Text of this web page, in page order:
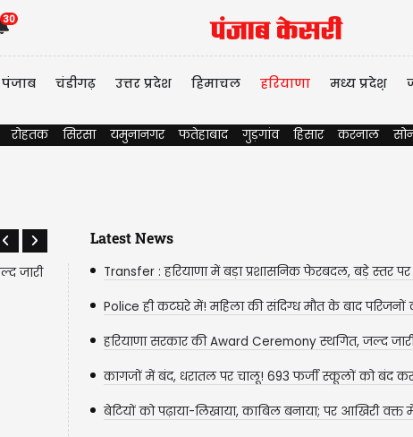
30
पंजाब चंडीगढ़ उत्तर प्रदेश हिमाचल हरियाणा मध्य प्रदेश़
रोहतक सिरसा यमुनानगर फतेहाबाद गुड़गांव हिसार करनाल
Latest News
Transfer : हरियाणा में बड़ा प्रशासनिक फेरबदल, बड़े स्तर
Police ही कटघरे में! महिला की संदिग्ध मौत के बाद परिजनों
हरियाणा सरकार की Award Ceremony स्थगित, जल्द जारी
कागजों में बंद, धरातल पर चालू! 693 फर्जी स्कूलों को बंद
बेटियों को पढ़ाया-लिखाया, काबिल बनाया; पर आखिरी